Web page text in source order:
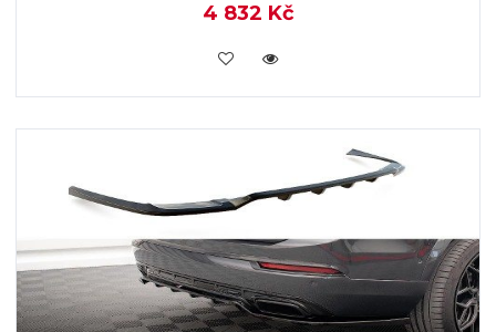
4 832 Kč
KOUPIT